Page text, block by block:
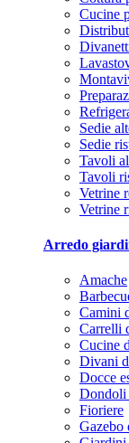
Cucine
Sedie
Sedie
Tavoli
Tavoli
Vetrine
Vetrine
Arredo
Amache
Camini
Carrelli
Cucine
Divani
Docce
Dondoli
Fioriere
Gazebo